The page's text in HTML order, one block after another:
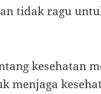
tidak ragu
kesehatan
menjaga